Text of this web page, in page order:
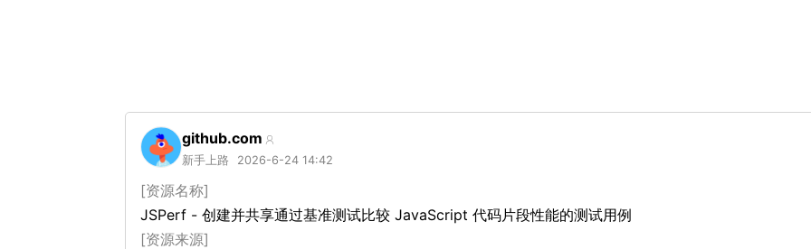
github.com
新手上路 2026-6-24 14:42
[资源名称]
JSPerf - 创建并共享通过基准测试比较 JavaScript 代码片段性能的测试用例
[资源来源]